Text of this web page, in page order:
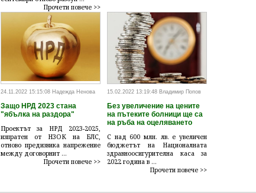
Прочети повече >>
24.11.2022 15:15:08 Надежда Ненова
Защо НРД 2023 стана
"ябълка на раздора"
Проектът за НРД 2023-2025,
изпратен от НЗОК на БЛС,
отново предизвика напрежение
между договорнит ...
Прочети повече >>
15.02.2022 13:19:48 Владимир Попов
Без увеличение на цените
на пътеките болници ще са
на ръба на оцеляването
С над 600 млн. лв. е увеличен
бюджетът на Националната
здравноосигурителна каса за
2022 година в ...
Прочети повече >>